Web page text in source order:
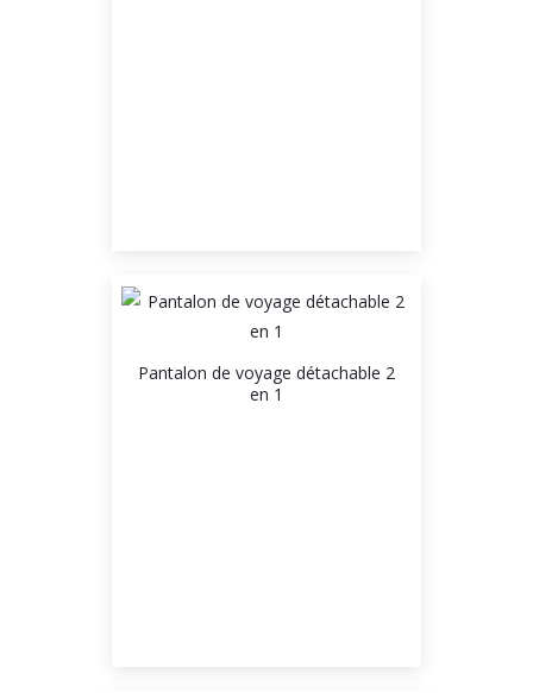
Pantalon de voyage détachable 2
en 1